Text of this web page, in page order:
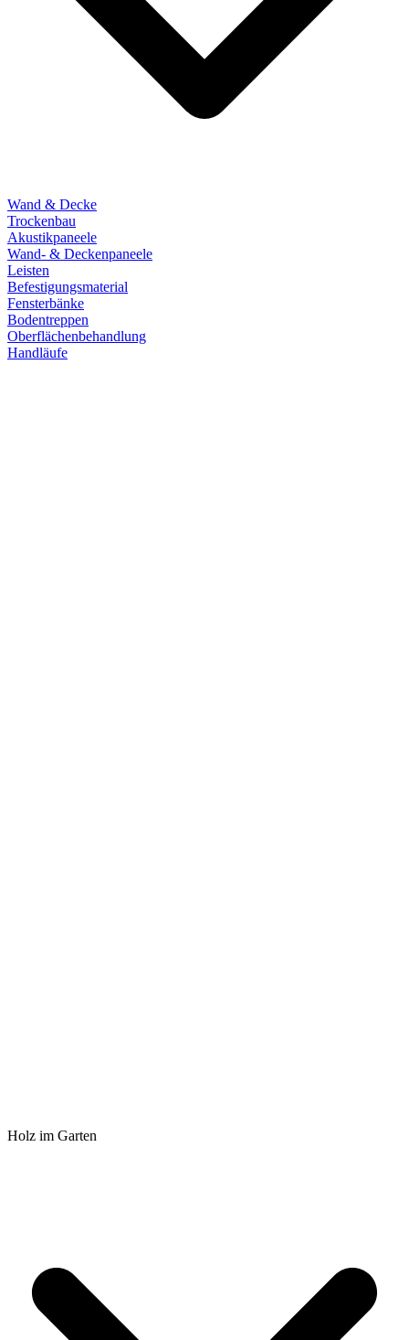
Wand & Decke
Trockenbau
Akustikpaneele
Wand- & Deckenpaneele
Leisten
Befestigungsmaterial
Fensterbänke
Bodentreppen
Oberflächenbehandlung
Handläufe
Holz im Garten